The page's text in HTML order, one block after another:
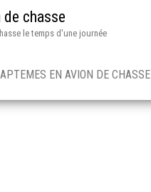
chasse
le temps d'une journée
EN AVION DE CHASSE